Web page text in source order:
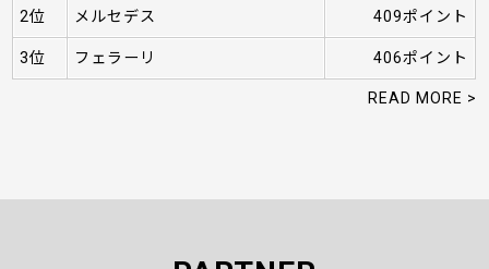
2位 メルセデス 409ポイント
3位 フェラーリ 406ポイント
READ MORE >